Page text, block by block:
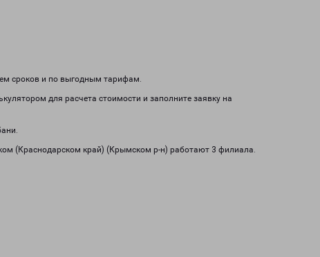
сроков и по выгодным тарифам.
для расчета стоимости и заполните заявку на
(Краснодарском край) (Крымском р-н) работают 3 филиала.